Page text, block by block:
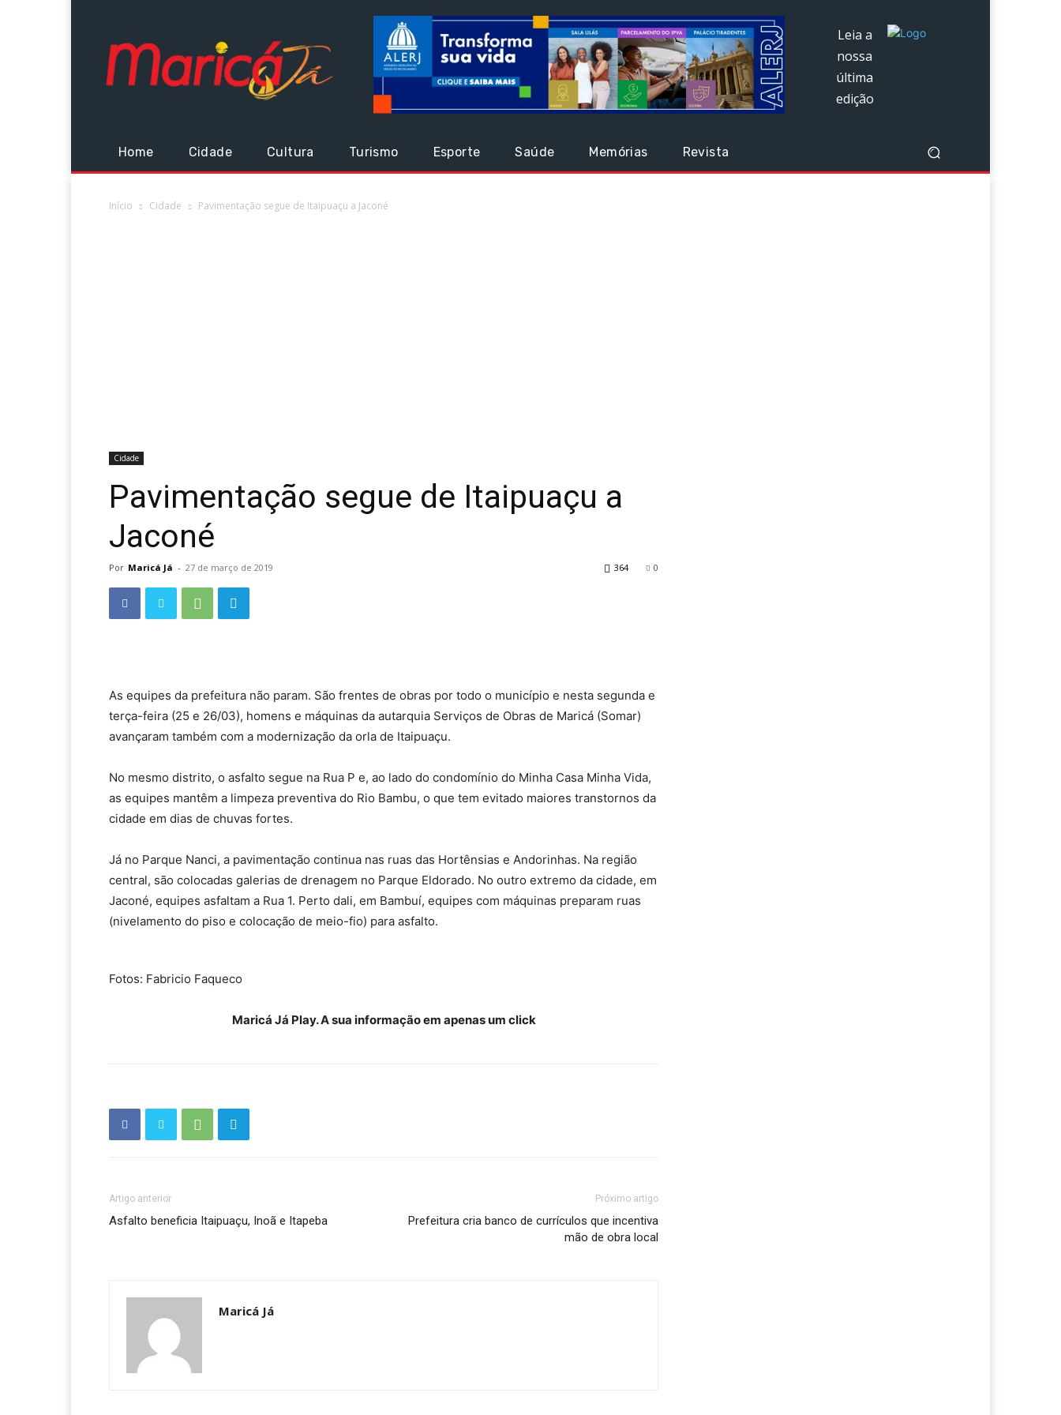
Leia a
nossa
última
edição
Home Cidade Cultura Turismo Esporte Saúde Memórias Revista
Início Cidade Pavimentação segue de Itaipuaçu a Jaconé
Cidade
Pavimentação segue de Itaipuaçu a
Jaconé
Por Maricá Já - 27 de março de 2019 0
364
As equipes da prefeitura não param. São frentes de obras por todo o município e nesta segunda e
terça-feira (25 e 26/03), homens e máquinas da autarquia Serviços de Obras de Maricá (Somar)
avançaram também com a modernização da orla de Itaipuaçu.
No mesmo distrito, o asfalto segue na Rua P e, ao lado do condomínio do Minha Casa Minha Vida,
as equipes mantêm a limpeza preventiva do Rio Bambu, o que tem evitado maiores transtornos da
cidade em dias de chuvas fortes.
Já no Parque Nanci, a pavimentação continua nas ruas das Hortênsias e Andorinhas. Na região
central, são colocadas galerias de drenagem no Parque Eldorado. No outro extremo da cidade, em
Jaconé, equipes asfaltam a Rua 1. Perto dali, em Bambuí, equipes com máquinas preparam ruas
(nivelamento do piso e colocação de meio-fio) para asfalto.
Fotos: Fabricio Faqueco
Maricá Já Play. A sua informação em apenas um click
Artigo anterior
Asfalto beneficia Itaipuaçu, Inoã e Itapeba
Próximo artigo
Prefeitura cria banco de currículos que incentiva
mão de obra local
Maricá Já